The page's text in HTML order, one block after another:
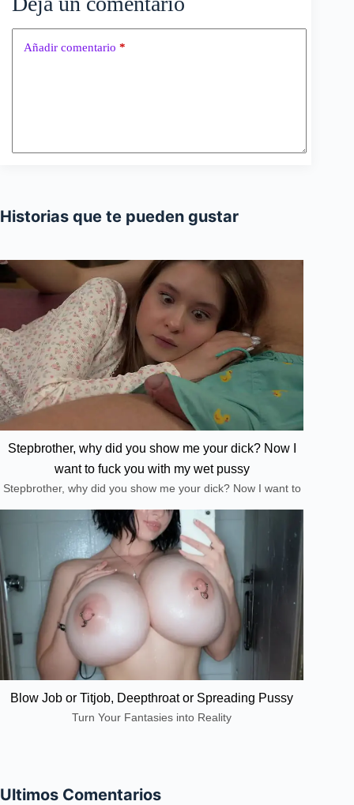
Añadir comentario *
Historias que te pueden gustar
Stepbrother, why did you show me your dick? Now I
want to fuck you with my wet pussy
Stepbrother, why did you show me your dick? Now I want to
Blow Job or Titjob, Deepthroat or Spreading Pussy
Turn Your Fantasies into Reality
Ultimos Comentarios